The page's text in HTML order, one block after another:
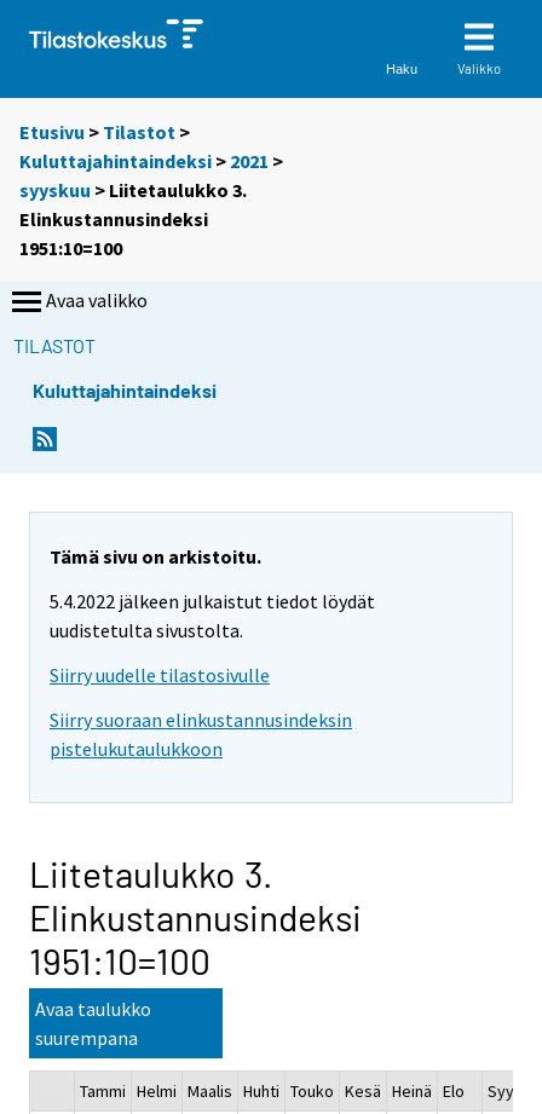
Haku Valikko
Etusivu > Tilastot >
Kuluttajahintaindeksi > 2021 >
syyskuu > Liitetaulukko 3.
Elinkustannusindeksi
1951:10=100
Avaa valikko
TILASTOT
Kuluttajahintaindeksi
Tämä sivu on arkistoitu.
5.4.2022 jälkeen julkaistut tiedot löydät
uudistetulta sivustolta.
Siirry uudelle tilastosivulle
Siirry suoraan elinkustannusindeksin
pistelukutaulukkoon
Liitetaulukko 3.
Elinkustannusindeksi
1951:10=100
Avaa taulukko
suurempana
Tammi Helmi Maalis Huhti Touko Kesä Heinä Elo Syys